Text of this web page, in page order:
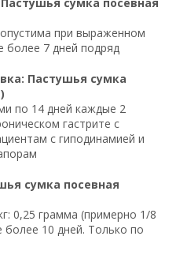
при выраженном
более 7 дней подряд
Пастушья сумка
по 14 дней каждые 2
гастрите с
с гиподинамией и
сумка посевная
0,25 грамма (примерно 1/8
более 10 дней. Только по